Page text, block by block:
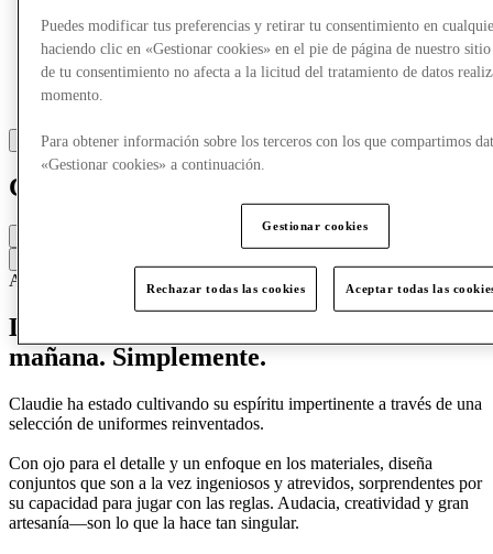
Claudie Pierlot
Accesorios y bolsosRopa Ropa femenina
La elegancia de las mujeres de hoy y de
mañana. Simplemente.
Claudie ha estado cultivando su espíritu impertinente a través de una
selección de uniformes reinventados.
Con ojo para el detalle y un enfoque en los materiales, diseña
conjuntos que son a la vez ingeniosos y atrevidos, sorprendentes por
su capacidad para jugar con las reglas. Audacia, creatividad y gran
artesanía—son lo que la hace tan singular.
Puedes modificar tus preferencias y retirar tu consentimiento en
haciendo clic en «Gestionar cookies» en el pie de página de nuestro
de tu consentimiento no afecta a la licitud del tratamiento de datos
momento.
Para obtener información sobre los terceros con los que compartimos
«Gestionar cookies» a continuación.
Gestionar cookies
Rechazar todas las cookies Aceptar todas las